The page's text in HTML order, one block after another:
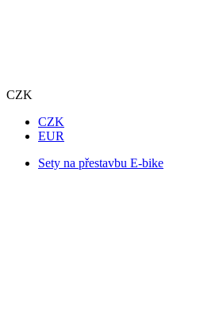
CZK
CZK
EUR
Sety na přestavbu E-bike